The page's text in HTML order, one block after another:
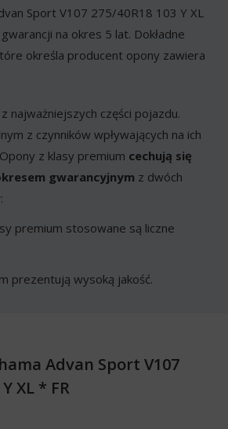
Sport V107 275/40R18 103 Y XL
na okres 5 lat. Dokładne
określa producent opony zawiera
najważniejszych części pojazdu.
z czynników wpływających na ich
z klasy premium cechują się
gwarancyjnym z dwóch
premium stosowane są liczne
prezentują wysoką jakość.
Advan Sport V107
XL * FR